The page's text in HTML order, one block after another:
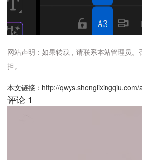
网站声明：如果转载，请联系本站管理员。
担。
本文链接： http://
评论 1